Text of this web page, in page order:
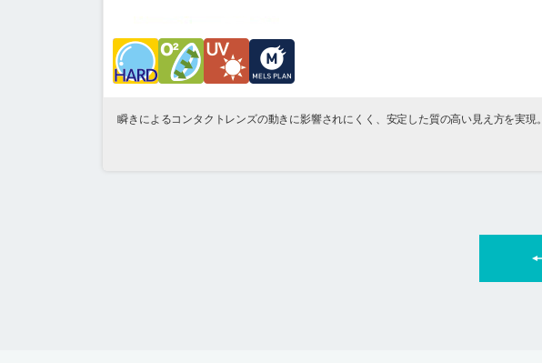
瞬きによるコンタクトレンズの動きに影響されにくく、安定した質の高い見え方を実現。